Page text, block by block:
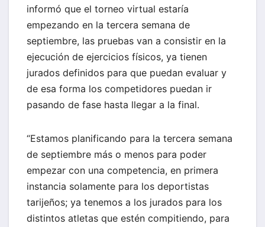
informó que el torneo virtual estaría
empezando en la tercera semana de
septiembre, las pruebas van a consistir en la
ejecución de ejercicios físicos, ya tienen
jurados definidos para que puedan evaluar y
de esa forma los competidores puedan ir
pasando de fase hasta llegar a la final.
“Estamos planificando para la tercera semana
de septiembre más o menos para poder
empezar con una competencia, en primera
instancia solamente para los deportistas
tarijeños; ya tenemos a los jurados para los
distintos atletas que estén compitiendo, para